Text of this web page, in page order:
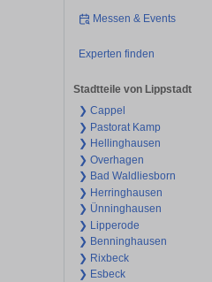
Messen & Events
Experten finden
Stadtteile von Lippstadt
❯ Cappel
❯ Pastorat Kamp
❯ Hellinghausen
❯ Overhagen
❯ Bad Waldliesborn
❯ Herringhausen
❯ Ünninghausen
❯ Lipperode
❯ Benninghausen
❯ Rixbeck
❯ Esbeck